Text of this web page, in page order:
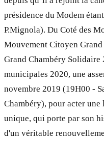
présidence du Modem
P.Mignola). Du Coté des
Mouvement Citoyen
Grand Chambéry Solidaire
municipales 2020, une
novembre 2019 (19H00 -
Chambéry), pour acter
unique, qui porte par son
d'un véritable